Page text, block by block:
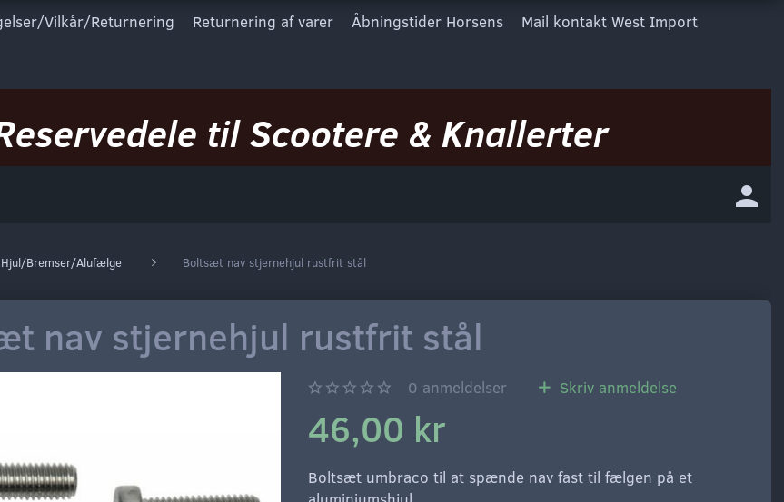
Vilkår/Returnering Returnering af varer Åbningstider Horsens Mail kontakt West Import
til Scootere & Knallerter
Hjul/Bremser/Alufælge Boltsæt nav stjernehjul rustfrit stål
nav stjernehjul rustfrit stål
0 anmeldelser Skriv anmeldelse
46,00 kr
Boltsæt umbraco til at spænde nav fast til fælgen på et